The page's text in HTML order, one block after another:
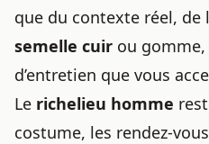
que du contexte réel, de
semelle cuir ou
d’entretien que vous
Le richelieu homme
costume, les rendez-